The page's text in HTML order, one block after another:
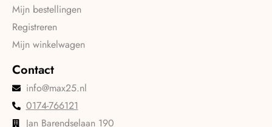
Mijn bestellingen
Registreren
Mijn winkelwagen
Contact
info@max25.nl
0174-766121
Jan Barendselaan 190